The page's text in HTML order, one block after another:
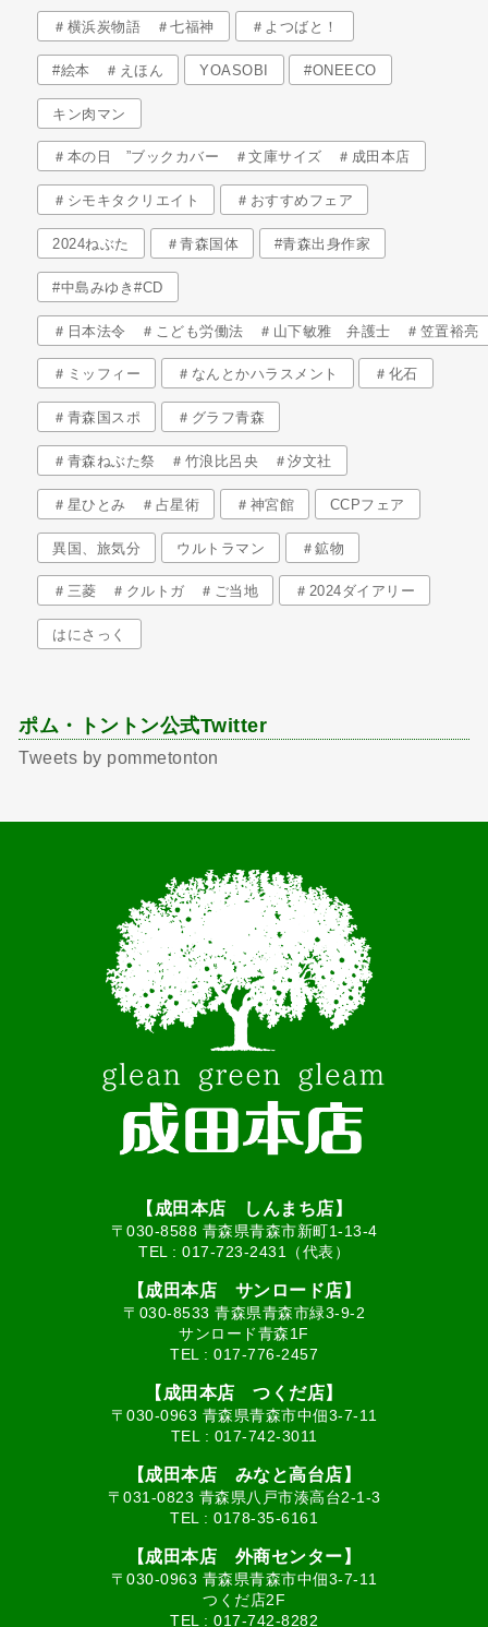
＃横浜炭物語 ＃七福神 ＃よつばと！
#絵本 ＃えほん YOASOBI #ONEECO
キン肉マン
＃本の日 ”ブックカバー ＃文庫サイズ ＃成田本店
＃シモキタクリエイト ＃おすすめフェア
2024ねぶた ＃青森国体 #青森出身作家
#中島みゆき#CD
＃日本法令 ＃こども労働法 ＃山下敏雅 弁護士 ＃笠置裕亮
＃ミッフィー ＃なんとかハラスメント ＃化石
＃青森国スポ ＃グラフ青森
＃青森ねぶた祭 ＃竹浪比呂央 ＃汐文社
＃星ひとみ ＃占星術 ＃神宮館 CCPフェア
異国、旅気分 ウルトラマン ＃鉱物
＃三菱 ＃クルトガ ＃ご当地 ＃2024ダイアリー
はにさっく
ポム・トントン公式Twitter
Tweets by pommetonton
【成田本店 しんまち店】
〒030-8588 青森県青森市新町1-13-4
TEL : 017-723-2431（代表）
【成田本店 サンロード店】
〒030-8533 青森県青森市緑3-9-2
サンロード青森1F
TEL : 017-776-2457
【成田本店 つくだ店】
〒030-0963 青森県青森市中佃3-7-11
TEL : 017-742-3011
【成田本店 みなと高台店】
〒031-0823 青森県八戸市湊高台2-1-3
TEL : 0178-35-6161
【成田本店 外商センター】
〒030-0963 青森県青森市中佃3-7-11
つくだ店2F
TEL : 017-742-8282